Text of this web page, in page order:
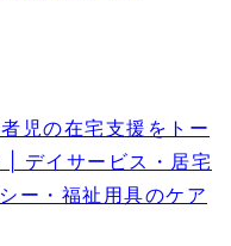
児の在宅支援をトー
デイサービス・居宅
ー・福祉用具のケア